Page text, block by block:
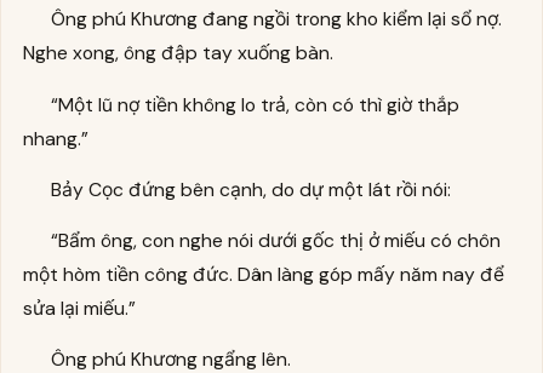
Ông phú Khương đang ngồi trong kho kiểm lại sổ nợ.
Nghe xong, ông đập tay xuống bàn.
“Một lũ nợ tiền không lo trả, còn có thì giờ thắp
nhang.”
Bảy Cọc đứng bên cạnh, do dự một lát rồi nói:
“Bẩm ông, con nghe nói dưới gốc thị ở miếu có chôn
một hòm tiền công đức. Dân làng góp mấy năm nay để
sửa lại miếu.”
Ông phú Khương ngẩng lên.